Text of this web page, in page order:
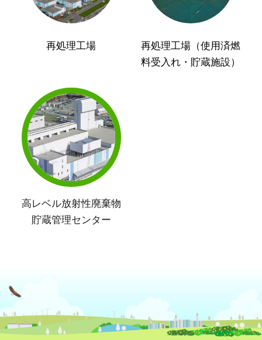
再処理工場
再処理工場（使用済燃
料受入れ・貯蔵施設）
高レベル放射性廃棄物
貯蔵管理センター